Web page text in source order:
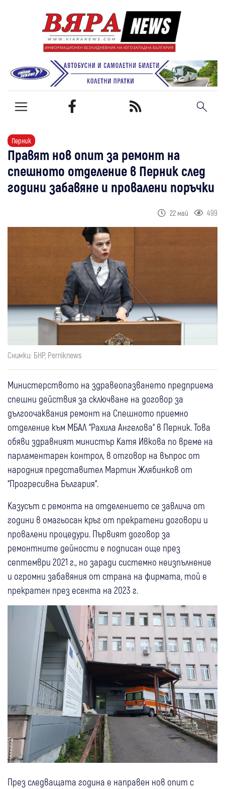
Перник
Правят нов опит за ремонт на
спешното отделение в Перник след
години забавяне и провалени поръчки
22 май 499
Снимки: БНР, Perniknews
Министерството на здравеопазването предприема
спешни действия за сключване на договор за
дългоочаквания ремонт на Спешното приемно
отделение към МБАЛ “Рахила Ангелова“ в Перник. Това
обяви здравният министър Катя Ивкова по време на
парламентарен контрол, в отговор на въпрос от
народния представител Мартин Жлябинков от
“Прогресивна България“.
Казусът с ремонта на отделението се завлича от
години в омагьосан кръг от прекратени договори и
провалени процедури. Първият договор за
ремонтните дейности е подписан още през
септември 2021 г., но заради системно неизпълнение
и огромни забавяния от страна на фирмата, той е
прекратен през есента на 2023 г.
През следващата година е направен нов опит с